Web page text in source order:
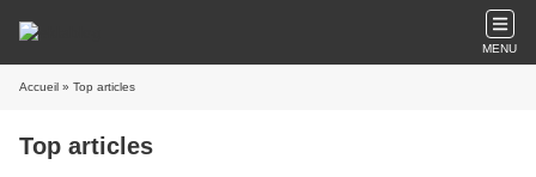
MENU
Accueil » Top articles
Top articles